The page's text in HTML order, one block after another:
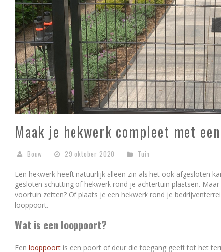
Maak je hekwerk compleet met
Bouw 29 oktober 2020 Tuin
Een hekwerk heeft natuurlijk alleen zin als het ook afgesloten
gesloten schutting of hekwerk rond je achtertuin plaatsen.
voortuin zetten? Of plaats je een hekwerk rond je
looppoort.
Wat is een looppoort?
Een looppoort is een poort of deur die toegang geeft tot het